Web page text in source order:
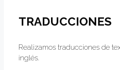
TRADUCCIONES
Realizamos traducciones de
inglés.